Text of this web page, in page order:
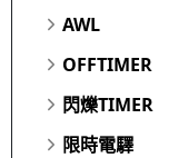
AWL
OFFTIMER
閃爍TIMER
限時電驛